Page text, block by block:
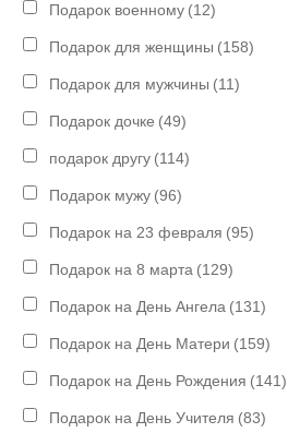
Подарок военному (12)
Подарок для женщины (158)
Подарок для мужчины (11)
Подарок дочке (49)
подарок другу (114)
Подарок мужу (96)
Подарок на 23 февраля (95)
Подарок на 8 марта (129)
Подарок на День Ангела (131)
Подарок на День Матери (159)
Подарок на День Рождения (141)
Подарок на День Учителя (83)